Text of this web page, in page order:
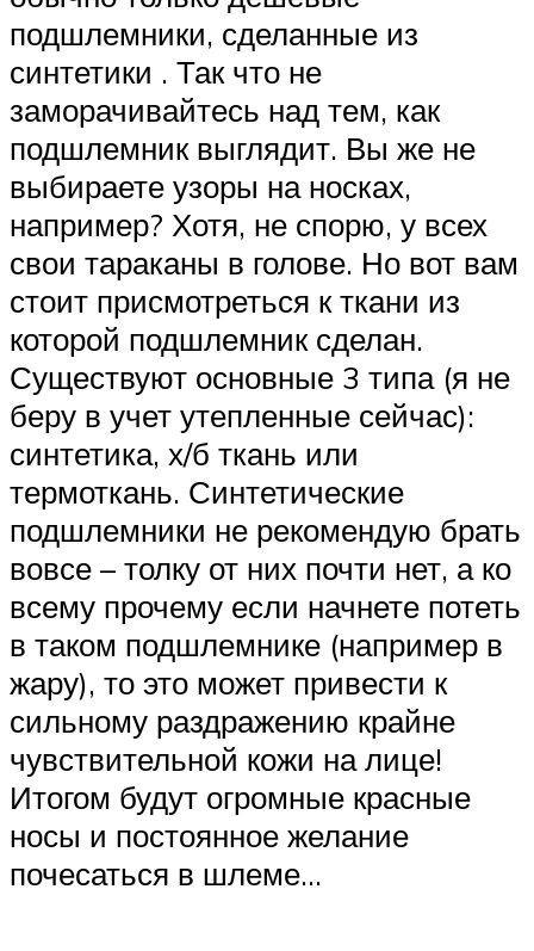
подшлемники, сделанные из
синтетики . Так что не
заморачивайтесь над тем, как
подшлемник выглядит. Вы же не
выбираете узоры на носках,
например? Хотя, не спорю, у всех
свои тараканы в голове. Но вот вам
стоит присмотреться к ткани из
которой подшлемник сделан.
Существуют основные 3 типа (я не
беру в учет утепленные сейчас):
синтетика, х/б ткань или
термоткань. Синтетические
подшлемники не рекомендую брать
вовсе – толку от них почти нет, а ко
всему прочему если начнете потеть
в таком подшлемнике (например в
жару), то это может привести к
сильному раздражению крайне
чувствительной кожи на лице!
Итогом будут огромные красные
носы и постоянное желание
почесаться в шлеме…